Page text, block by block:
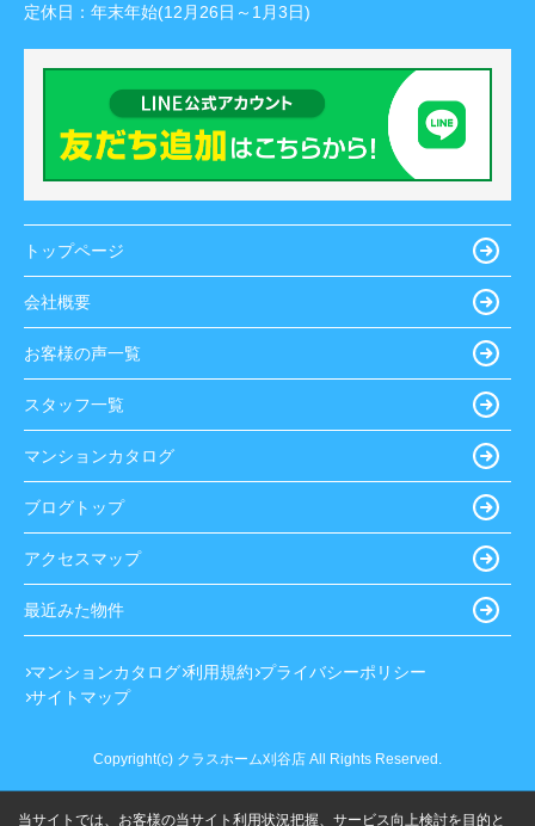
定休日： 年末年始(12月26日～1月3日)
トップページ
会社概要
お客様の声一覧
スタッフ一覧
マンションカタログ
ブログトップ
アクセスマップ
最近みた物件
マンションカタログ 利用規約 プライバシーポリシー
サイトマップ
Copyright(c) クラスホーム刈谷店 All Rights Reserved.
当サイトでは、お客様の当サイト利用状況把握、サービス向上検討を目的と